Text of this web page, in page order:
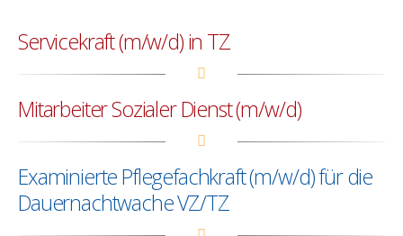
Servicekraft (m/w/d) in TZ
Mitarbeiter Sozialer Dienst (m/w/d)
Examinierte Pflegefachkraft (m/w/d) für die
Dauernachtwache VZ/TZ